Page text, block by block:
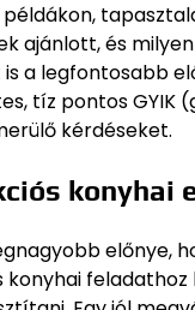
ajánlott, és
a legfontosabb
tíz pontos
kérdéseket.
konyhai
előnye,
konyhai